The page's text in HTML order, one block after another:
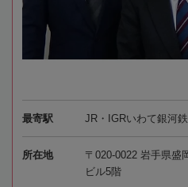
最寄駅 JR・IGRいわて銀河
所在地
〒020-0022 岩手県盛
ビル5階